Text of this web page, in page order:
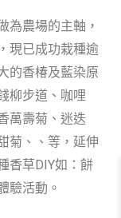
為農場的主軸，
現已成功栽種逾
的香椿及藍染原
柳步道、咖哩
萬壽菊、迷迭
菊、、等，延伸
香草DIY如：餅
驗活動。